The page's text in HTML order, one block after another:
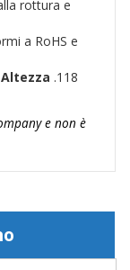
rottura e
a RoHS e
Altezza .118
e non è